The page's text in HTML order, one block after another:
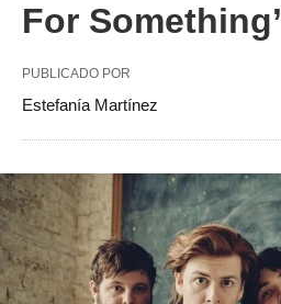
For Something’
PUBLICADO POR
Estefanía Martínez